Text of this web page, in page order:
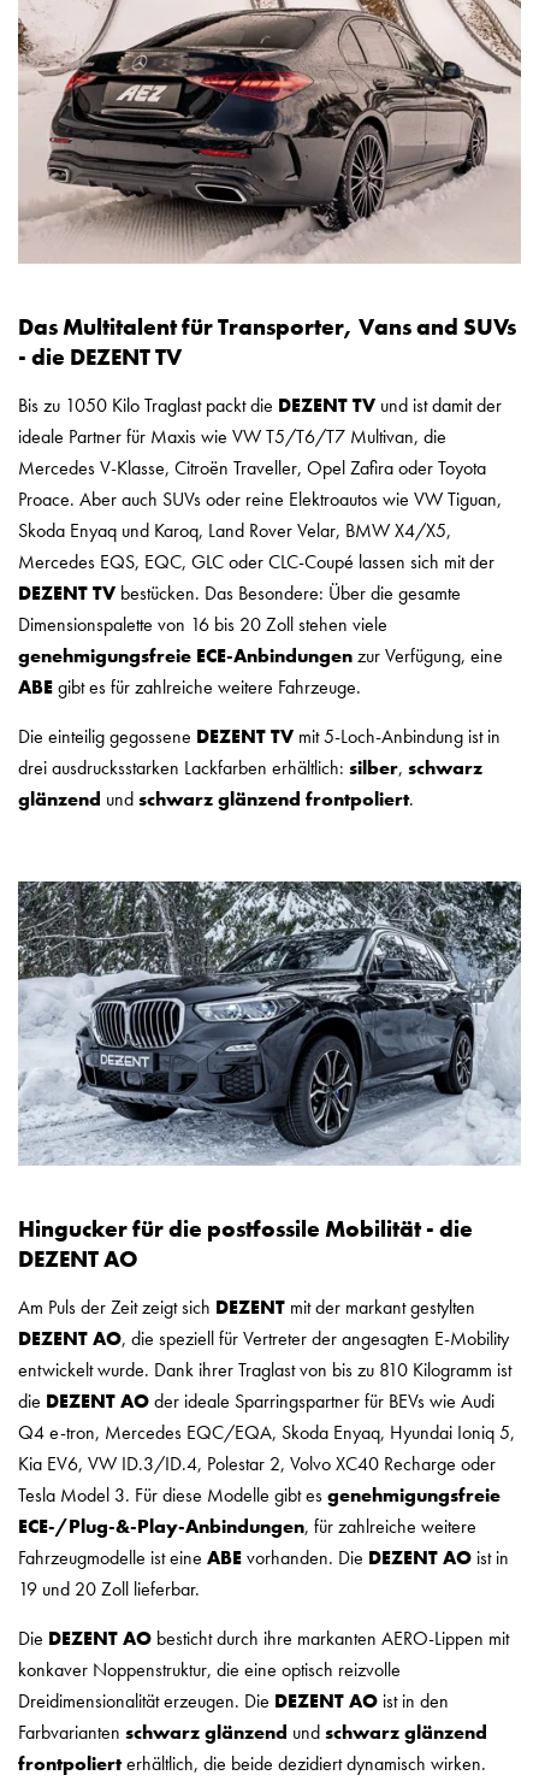
Das Multitalent für Transporter, Vans and SUVs
- die DEZENT TV
Bis zu 1050 Kilo Traglast packt die DEZENTTV und ist damit der
ideale Partner für Maxis wie VW T5/T6/T7 Multivan, die
Mercedes V-Klasse, Citroën Traveller, Opel Zafira oder Toyota
Proace. Aber auch SUVs oder reine Elektroautos wie VW Tiguan,
Skoda Enyaq und Karoq, Land Rover Velar, BMW X4/X5,
Mercedes EQS, EQC, GLC oder CLC-Coupé lassen sich mit der
DEZENTTV bestücken. Das Besondere: Über die gesamte
Dimensionspalette von 16 bis 20 Zoll stehen viele
genehmigungsfreie ECE-Anbindungenzur Verfügung, eine
ABEgibt es für zahlreiche weitere Fahrzeuge.
Die einteilig gegossene DEZENTTV mit 5-Loch-Anbindung ist in
drei ausdrucksstarken Lackfarben erhältlich: silber, schwarz
glänzend undschwarz glänzend frontpoliert.
Hingucker für die postfossile Mobilität - die
DEZENT AO
Am Puls der Zeit zeigt sich DEZENT mit der markant gestylten
DEZENT AO, die speziell für Vertreter der angesagten E-Mobility
entwickelt wurde. Dank ihrer Traglast von bis zu 810 Kilogramm ist
die DEZENT AOder ideale Sparringspartner für BEVs wie Audi
Q4 e-tron, Mercedes EQC/EQA, Skoda Enyaq, Hyundai Ioniq 5,
Kia EV6, VW ID.3/ID.4, Polestar 2, Volvo XC40 Recharge oder
Tesla Model 3. Für diese Modelle gibt esgenehmigungsfreie
ECE-/Plug-&-Play-Anbindungen, für zahlreiche weitere
Fahrzeugmodelle ist eine ABEvorhanden. Die DEZENTAO ist in
19 und 20 Zoll lieferbar.
Die DEZENT AO besticht durch ihre markanten AERO-Lippen mit
konkaver Noppenstruktur, die eine optisch reizvolle
Dreidimensionalität erzeugen. Die DEZENTAO ist in den
Farbvarianten schwarz glänzend undschwarz glänzend
frontpolierterhältlich, die beide dezidiert dynamisch wirken.